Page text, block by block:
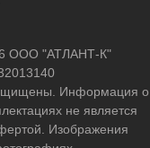
ООО "АТЛАНТ-К"
Информация о
не является
Изображения